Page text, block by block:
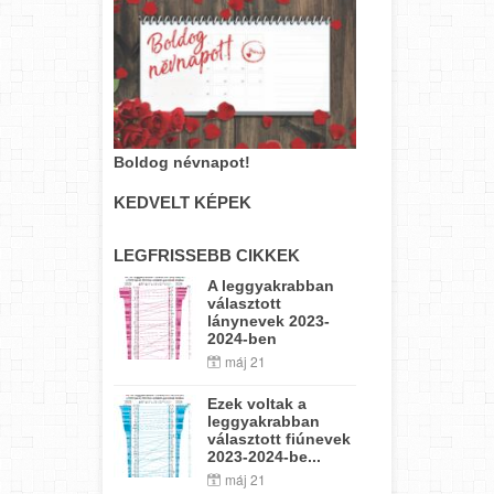
Boldog névnapot!
KEDVELT KÉPEK
LEGFRISSEBB CIKKEK
A leggyakrabban
választott
lánynevek 2023-
2024-ben
máj 21
Ezek voltak a
leggyakrabban
választott fiúnevek
2023-2024-be...
máj 21